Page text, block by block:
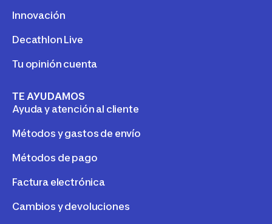
Innovación
Decathlon Live
Tu opinión cuenta
TE AYUDAMOS
Ayuda y atención al cliente
Métodos y gastos de envío
Métodos de pago
Factura electrónica
Cambios y devoluciones